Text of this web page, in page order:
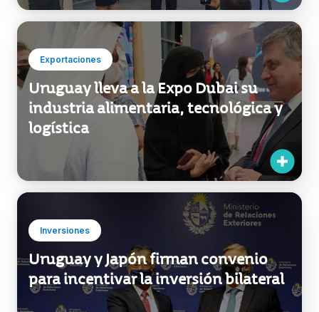
Exportaciones
Uruguay lleva a la Expo Dubai su
industria alimentaria, tecnológica y
logística
Inversiones
Uruguay y Japón firman convenio
para incentivar la inversión bilateral